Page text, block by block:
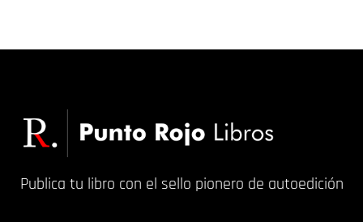
Publica tu libro con el sello pionero de autoedición